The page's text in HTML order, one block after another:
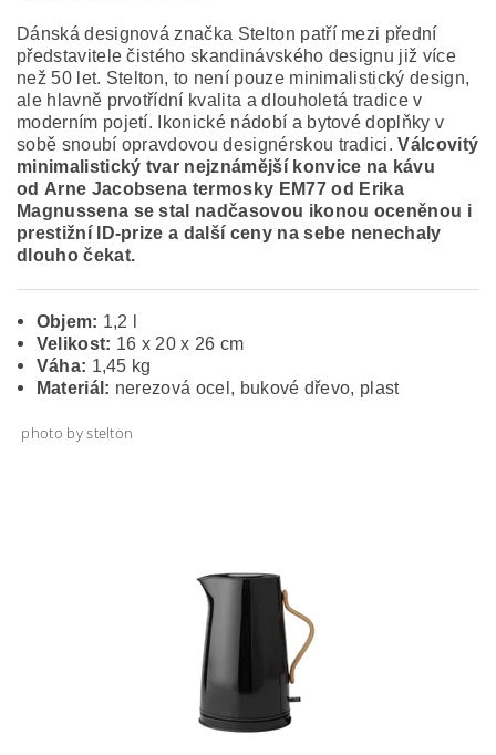
Dánská designová značka Stelton patří mezi přední
představitele čistého skandinávského designu již více
než 50 let. Stelton, to není pouze minimalistický design,
ale hlavně prvotřídní kvalita a dlouholetá tradice v
moderním pojetí. Ikonické nádobí a bytové doplňky v
sobě snoubí opravdovou designérskou tradici.Válcovitý
minimalistický tvar nejznámější konvice na kávu
od Arne Jacobsena termosky EM77 od Erika
Magnussena se stal nadčasovou ikonou oceněnou i
prestižní ID-prize a další ceny na sebe nenechaly
dlouho čekat.
Objem: 1,2 l
Velikost: 16 x 20 x 26 cm
Váha: 1,45 kg
Materiál: nerezová ocel, bukové dřevo, plast
photo by stelton